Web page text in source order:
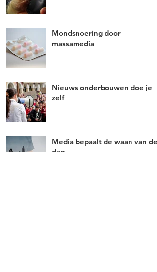
Mondsnoering door
massamedia
Nieuws onderbouwen doe je
zelf
Media bepaalt de waan van de
dag